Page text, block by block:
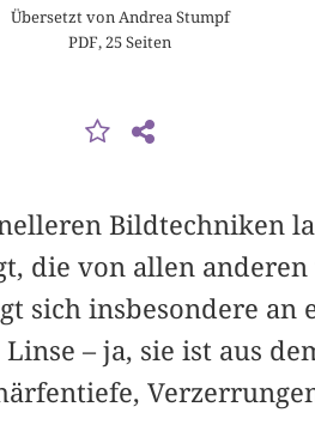
Übersetzt von Andrea Stumpf
PDF, 25 Seiten
Bildtechniken
die von allen
sich insbesondere an
– ja, sie ist aus